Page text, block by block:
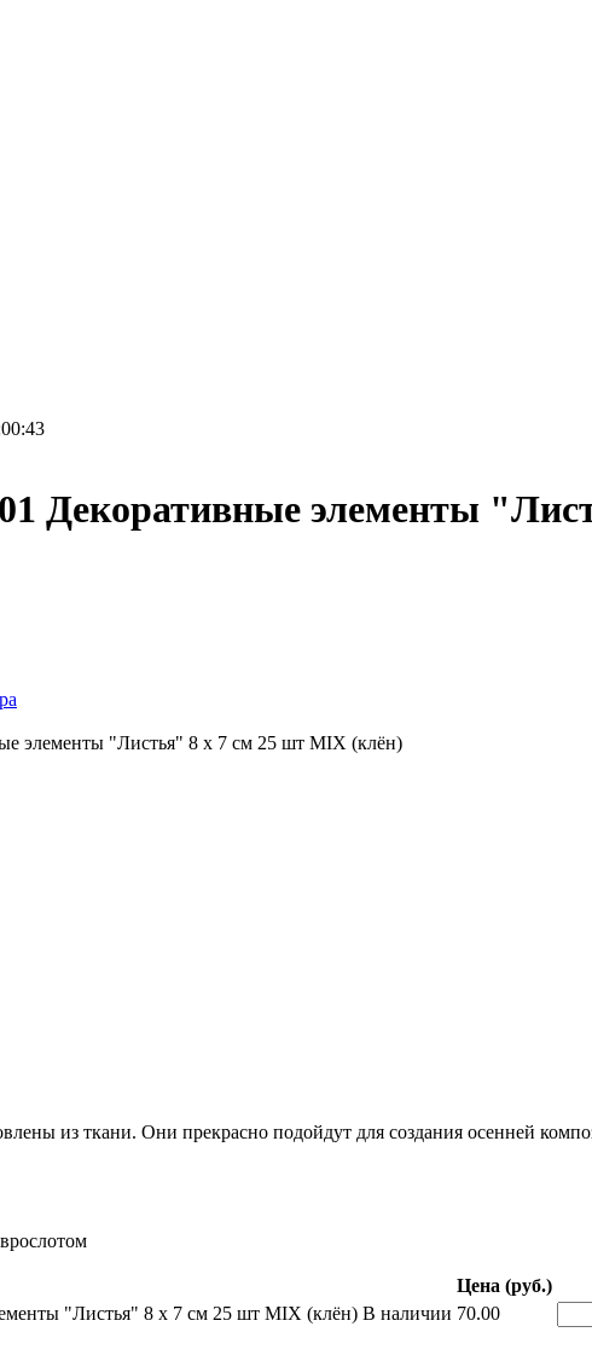
Декоративные элементы
элементы "Листья" 8 x 7 см 25 шт MIX (клён)
из ткани. Они прекрасно подойдут для создания осенней
Цена (руб.)
"Листья" 8 x 7 см 25 шт MIX (клён) В наличии 70.00